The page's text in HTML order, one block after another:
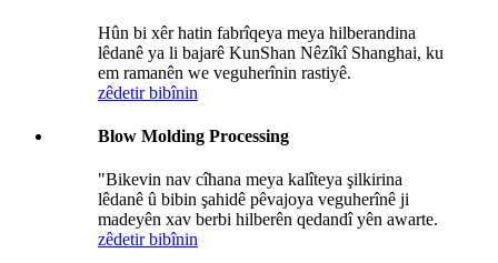
Hûn bi xêr hatin fabrîqeya meya hilberandina
lêdanê ya li bajarê KunShan Nêzîkî Shanghai, ku
em ramanên we veguherînin rastiyê.
zêdetir bibînin
Blow Molding Processing
"Bikevin nav cîhana meya kalîteya şilkirina
lêdanê û bibin şahidê pêvajoya veguherînê ji
madeyên xav berbi hilberên qedandî yên awarte.
zêdetir bibînin